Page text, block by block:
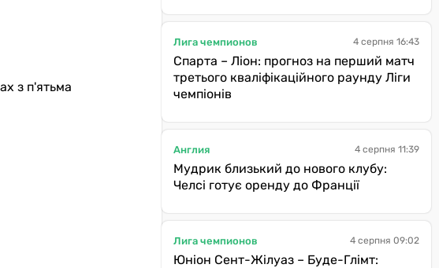
з п'ятьма
Лига чемпионов 4 серпня 16:43
Спарта – Ліон: прогноз на перший матч
третього кваліфікаційного раунду Ліги
чемпіонів
Англия 4 серпня 11:39
Мудрик близький до нового клубу:
Челсі готує оренду до Франції
Лига чемпионов 4 серпня 09:02
Юніон Сент-Жілуаз – Буде-Глімт: